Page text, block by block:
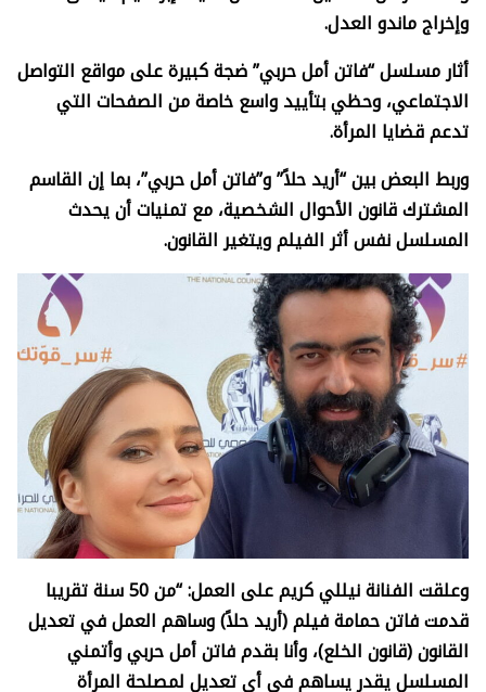
وإخراج ماندو العدل.
أثار مسلسل “فاتن أمل حربي” ضجة كبيرة على مواقع التواصل
الاجتماعي، وحظي بتأييد واسع خاصة من الصفحات التي
تدعم قضايا المرأة.
وربط البعض بين “أريد حلاً” و”فاتن أمل حربي”، بما إن القاسم
المشترك قانون الأحوال الشخصية، مع تمنيات أن يحدث
المسلسل نفس أثر الفيلم ويتغير القانون.
وعلقت الفنانة نيللي كريم على العمل: “من 50 سنة تقريبا
قدمت فاتن حمامة فيلم (أريد حلاً) وساهم العمل في تعديل
القانون (قانون الخلع)، وأنا بقدم فاتن أمل حربي وأتمني
المسلسل يقدر يساهم في أي تعديل لمصلحة المرأة